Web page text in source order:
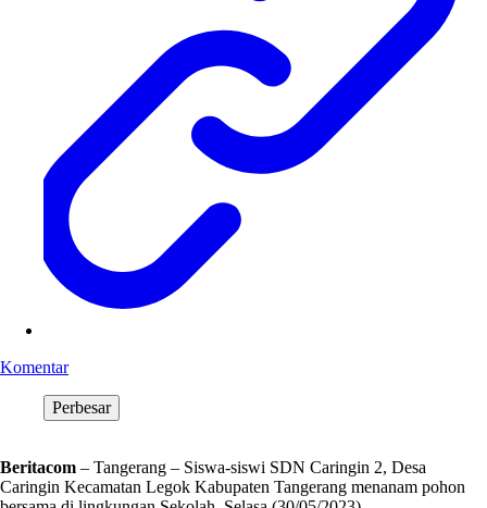
Komentar
Perbesar
Beritacom – Tangerang – Siswa-siswi SDN Caringin 2, Desa
Caringin Kecamatan Legok Kabupaten Tangerang menanam pohon